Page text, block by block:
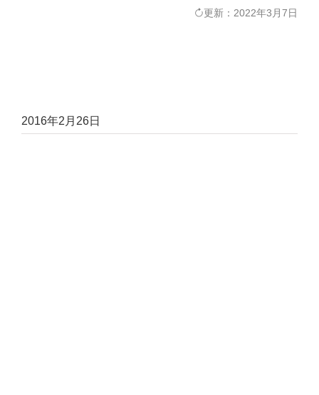
更新：2022年3月7日
2016年2月26日